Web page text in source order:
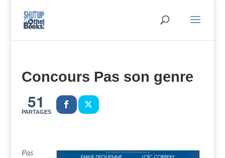
Concours Pas son genre
51
PARTAGES
Pas